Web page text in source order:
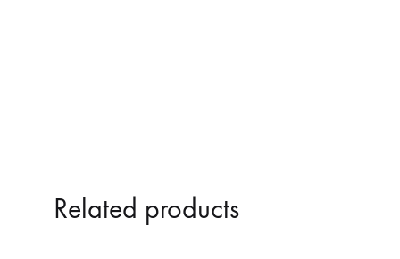
Related products